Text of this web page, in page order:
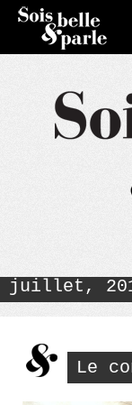
Skip
content
juillet,
Le